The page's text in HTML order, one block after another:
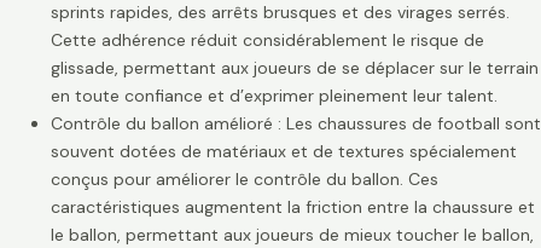
sprints rapides, des arrêts brusques et des virages serrés.
Cette adhérence réduit considérablement le risque de
glissade, permettant aux joueurs de se déplacer sur le terrain
en toute confiance et d’exprimer pleinement leur talent.
Contrôle du ballon amélioré : Les chaussures de football sont
souvent dotées de matériaux et de textures spécialement
conçus pour améliorer le contrôle du ballon. Ces
caractéristiques augmentent la friction entre la chaussure et
le ballon, permettant aux joueurs de mieux toucher le ballon,